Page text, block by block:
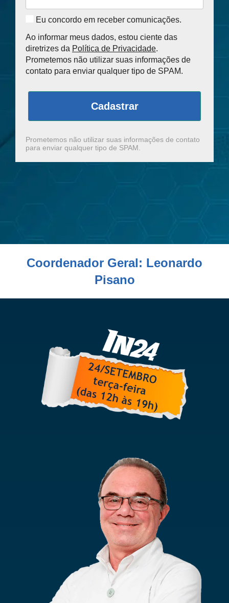
Eu concordo em receber comunicações.
Ao informar meus dados, estou ciente das
diretrizes da Política de Privacidade.
Prometemos não utilizar suas informações de
contato para enviar qualquer tipo de SPAM.
Cadastrar
Prometemos não utilizar suas informações de contato
para enviar qualquer tipo de SPAM.
Coordenador Geral: Leonardo
Pisano